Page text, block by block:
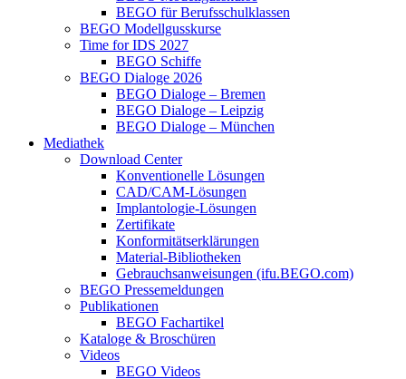
BEGO für Berufsschulklassen
BEGO Modellgusskurse
Time for IDS 2027
BEGO Schiffe
BEGO Dialoge 2026
BEGO Dialoge – Bremen
BEGO Dialoge – Leipzig
BEGO Dialoge – München
Mediathek
Download Center
Konventionelle Lösungen
CAD/CAM-Lösungen
Implantologie-Lösungen
Zertifikate
Konformitätserklärungen
Material-Bibliotheken
Gebrauchsanweisungen (ifu.BEGO.com)
BEGO Pressemeldungen
Publikationen
BEGO Fachartikel
Kataloge & Broschüren
Videos
BEGO Videos